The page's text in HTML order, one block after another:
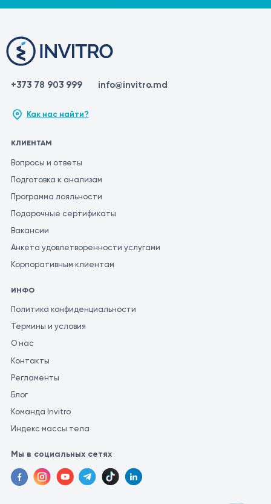
+373 78 903 999 info@invitro.md
Как нас найти?
КЛИЕНТАМ
Вопросы и ответы
Подготовка к анализам
Программа лояльности
Подарочные сертификаты
Вакансии
Анкета удовлетворенности услугами
Корпоративным клиентам
ИНФО
Политика конфиденциальности
Термины и условия
О нас
Контакты
Регламенты
Блог
Команда Invitro
Индекс массы тела
Мы в социальных сетях